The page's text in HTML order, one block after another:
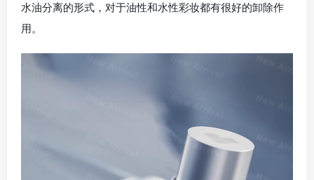
水油分离的形式，对于油性和水性彩妆都有很好的卸除作
用。